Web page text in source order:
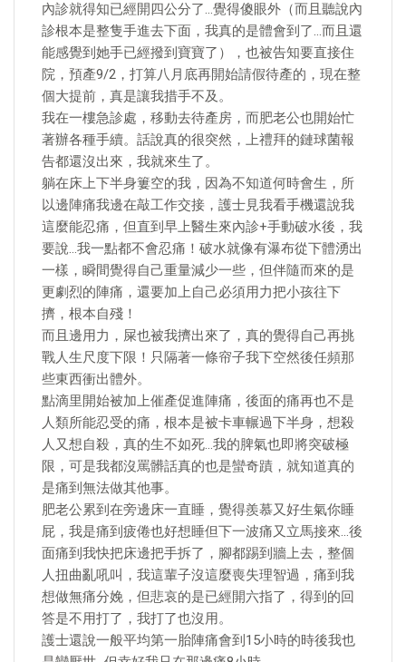
內診就得知已經開四公分了…覺得傻眼外（而且聽說內
診根本是整隻手進去下面，我真的是體會到了…而且還
能感覺到她手已經撥到寶寶了），也被告知要直接住
院，預產9/2，打算八月底再開始請假待產的，現在整
個大提前，真是讓我措手不及。
我在一樓急診處，移動去待產房，而肥老公也開始忙
著辦各種手續。話說真的很突然，上禮拜的鏈球菌報
告都還沒出來，我就來生了。
躺在床上下半身簍空的我，因為不知道何時會生，所
以邊陣痛我邊在敲工作交接，護士見我看手機還說我
這麼能忍痛，但直到早上醫生來內診+手動破水後，我
要說…我一點都不會忍痛！破水就像有瀑布從下體湧出
一樣，瞬間覺得自己重量減少一些，但伴隨而來的是
更劇烈的陣痛，還要加上自己必須用力把小孩往下
擠，根本自殘！
而且邊用力，屎也被我擠出來了，真的覺得自己再挑
戰人生尺度下限！只隔著一條帘子我下空然後任頻那
些東西衝出體外。
點滴里開始被加上催產促進陣痛，後面的痛再也不是
人類所能忍受的痛，根本是被卡車輾過下半身，想殺
人又想自殺，真的生不如死…我的脾氣也即將突破極
限，可是我都沒罵髒話真的也是蠻奇蹟，就知道真的
是痛到無法做其他事。
肥老公累到在旁邊床一直睡，覺得羨慕又好生氣你睡
屁，我是痛到疲倦也好想睡但下一波痛又立馬接來…後
面痛到我快把床邊把手拆了，腳都踢到牆上去，整個
人扭曲亂吼叫，我這輩子沒這麼喪失理智過，痛到我
想做無痛分娩，但悲哀的是已經開六指了，得到的回
答是不用打了，我打了也沒用。
護士還說一般平均第一胎陣痛會到15小時的時後我也